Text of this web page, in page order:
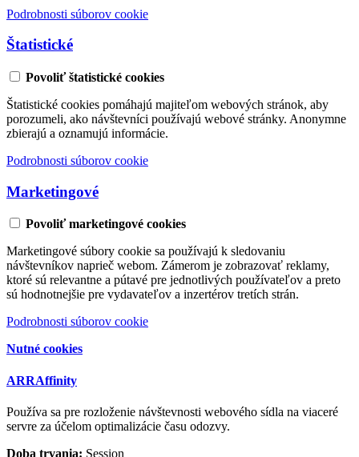
Podrobnosti súborov cookie
Štatistické
Povoliť štatistické cookies
Štatistické cookies pomáhajú majiteľom webových stránok, aby
porozumeli, ako návštevníci používajú webové stránky. Anonymne
zbierajú a oznamujú informácie.
Podrobnosti súborov cookie
Marketingové
Povoliť marketingové cookies
Marketingové súbory cookie sa používajú k sledovaniu
návštevníkov naprieč webom. Zámerom je zobrazovať reklamy,
ktoré sú relevantne a pútavé pre jednotlivých používateľov a preto
sú hodnotnejšie pre vydavateľov a inzertérov tretích strán.
Podrobnosti súborov cookie
Nutné cookies
ARRAffinity
Používa sa pre rozloženie návštevnosti webového sídla na viaceré
servre za účelom optimalizácie času odozvy.
Doba trvania: Session